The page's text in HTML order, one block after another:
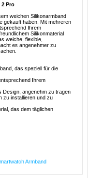
Pro
weichen Silikonarmband
gekauft haben. Mit mehreren
Ihrem
Silikonmaterial
weiche, flexible,
es angenehmer zu
das speziell für die
Ihrem
Design, angenehm zu tragen
zu installieren und zu
das dem täglichen
Armband